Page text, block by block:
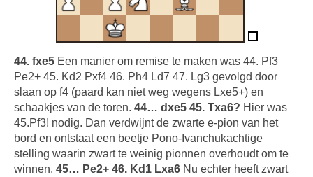
44. fxe5 Een manier om remise te maken was 44. Pf3
Pe2+ 45. Kd2 Pxf4 46. Ph4 Ld7 47. Lg3 gevolgd door
slaan op f4 (paard kan niet weg wegens Lxe5+) en
schaakjes van de toren. 44… dxe5 45. Txa6? Hier was
45.Pf3! nodig. Dan verdwijnt de zwarte e-pion van het
bord en ontstaat een beetje Pono-Ivanchukachtige
stelling waarin zwart te weinig pionnen overhoudt om te
winnen. 45… Pe2+ 46. Kd1 Lxa6 Nu echter heeft zwart